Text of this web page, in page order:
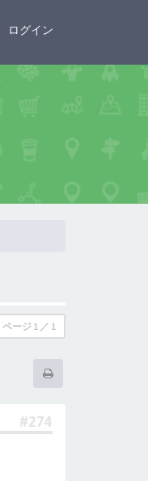
ログイン
ページ 1 ／ 1
#274